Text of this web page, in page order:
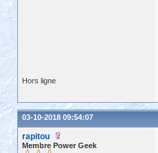
Hors ligne
03-10-2018 09:54:07
rapitou
Membre Power Geek